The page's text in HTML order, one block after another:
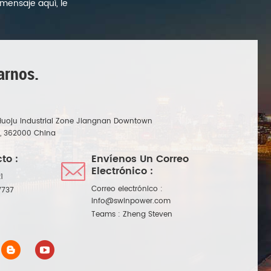
aquí, le
Industrial Zone Jiangnan Downtown
362000 China
: Envíenos Un Correo
Electrónico :
Correo electrónico :
info@swinpower.com
Teams : Zheng Steven